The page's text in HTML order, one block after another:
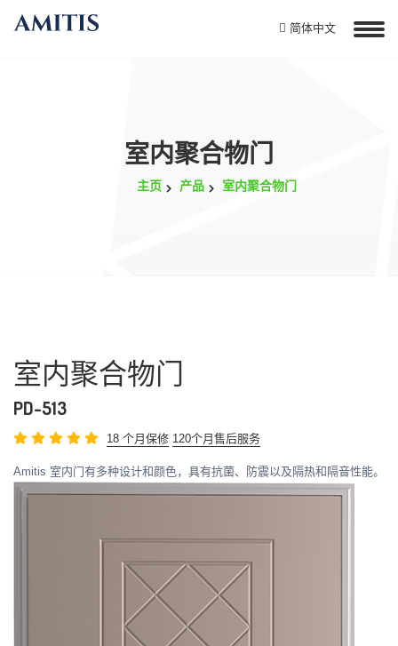
简体中文
室内聚合物门
主页 产品 室内聚合物门
室内聚合物门
PD-513
18 个月保修 120个月售后服务
Amitis 室内门有多种设计和颜色，具有抗菌、防震以及隔热和隔音性能。